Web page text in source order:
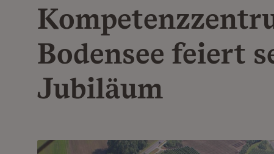
Bodensee feiert
Jubiläum